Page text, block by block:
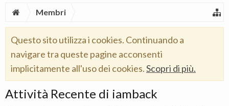
Membri
Questo sito utilizza i cookies. Continuando a
navigare tra queste pagine acconsenti
implicitamente all'uso dei cookies.Scopri di più.
Attività Recente di iamback